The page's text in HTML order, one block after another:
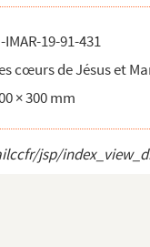
IMAR-19-91-431
cœurs de Jésus et
× 300 mm
jsp/